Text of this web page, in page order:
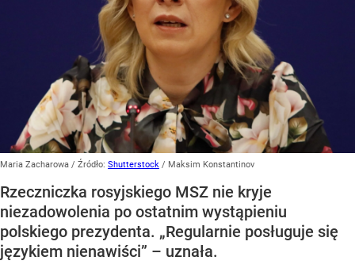
Maria Zacharowa / Źródło: Shutterstock / Maksim Konstantinov
Rzeczniczka rosyjskiego MSZ nie kryje
niezadowolenia po ostatnim wystąpieniu
polskiego prezydenta. „Regularnie posługuje się
językiem nienawiści” – uznała.